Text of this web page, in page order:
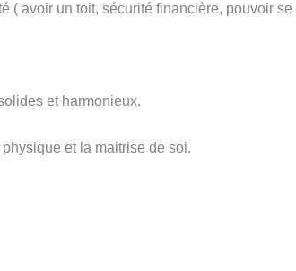
( avoir un toit, sécurité financière, pouvoir se
et harmonieux.
et la maitrise de soi.